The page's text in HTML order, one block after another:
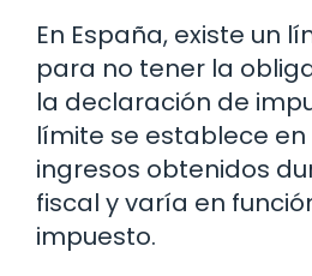
En España, existe un
para no tener la
la declaración de
límite se establece en
ingresos obtenidos
fiscal y varía en
impuesto.